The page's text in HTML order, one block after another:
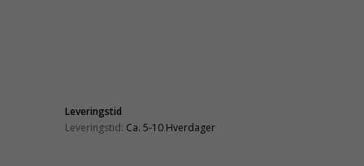
Leveringstid
Leveringstid: Ca. 5-10 Hverdager